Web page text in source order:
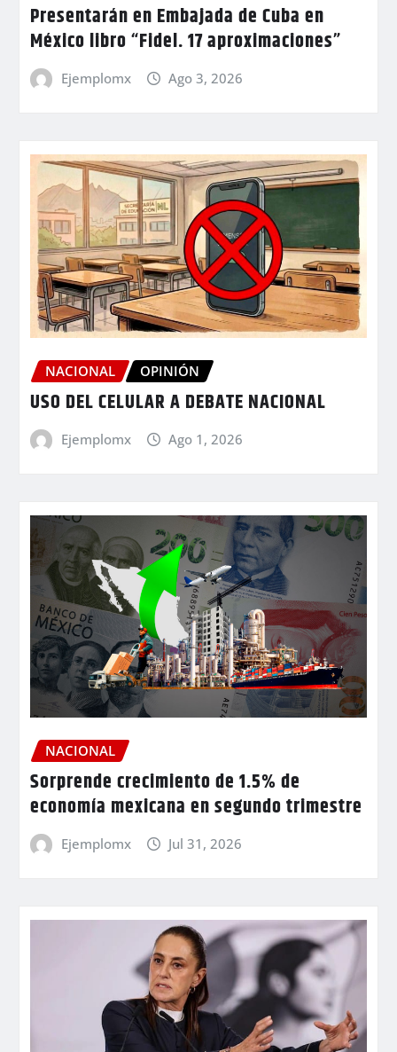
Presentarán en Embajada de Cuba en
México libro “Fidel. 17 aproximaciones”
Ejemplomx Ago 3, 2026
NACIONAL OPINIÓN
USO DEL CELULAR A DEBATE NACIONAL
Ejemplomx Ago 1, 2026
NACIONAL
Sorprende crecimiento de 1.5% de
economía mexicana en segundo trimestre
Ejemplomx Jul 31, 2026